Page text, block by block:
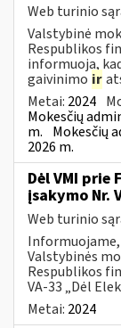
Web turinio
Valstybinė
Respublikos
informuoja,
gaivinimo ir
Metai: 2024
Mokesčių
m. Mokesčių
2026 m.
Dėl VMI prie
įsakymo Nr.
Web turinio
Informuojame,
Valstybinės
Respublikos
VA-33 „Dėl
Metai: 2024